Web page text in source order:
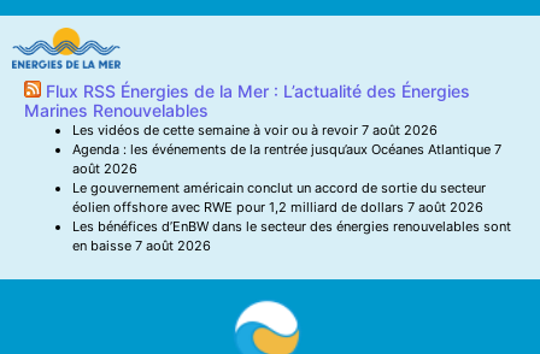
Flux RSS Énergies de la Mer : L’actualité des Énergies
Marines Renouvelables
Les vidéos de cette semaine à voir ou à revoir 7 août 2026
Agenda : les événements de la rentrée jusqu’aux Océanes Atlantique 7
août 2026
Le gouvernement américain conclut un accord de sortie du secteur
éolien offshore avec RWE pour 1,2 milliard de dollars 7 août 2026
Les bénéfices d’EnBW dans le secteur des énergies renouvelables sont
en baisse 7 août 2026